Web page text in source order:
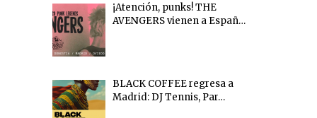
¡Atención, punks! THE
AVENGERS vienen a Españ…
BLACK COFFEE regresa a
Madrid: DJ Tennis, Par…